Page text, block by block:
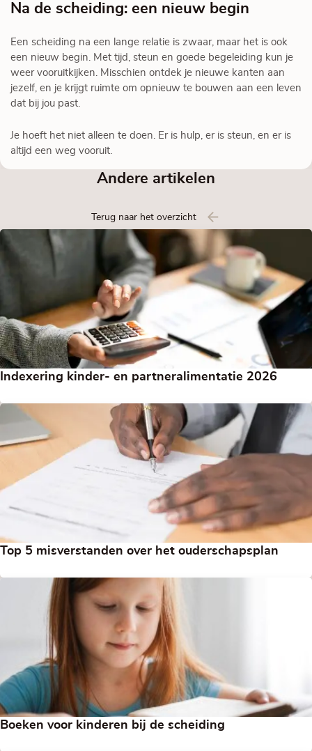
Na de scheiding: een nieuw begin
Een scheiding na een lange relatie is zwaar, maar het is ook
een nieuw begin. Met tijd, steun en goede begeleiding kun je
weer vooruitkijken. Misschien ontdek je nieuwe kanten aan
jezelf, en je krijgt ruimte om opnieuw te bouwen aan een leven
dat bij jou past.
Je hoeft het niet alleen te doen. Er is hulp, er is steun, en er is
altijd een weg vooruit.
Andere artikelen
Terug naar het overzicht
Indexering kinder- en partneralimentatie 2026
Top 5 misverstanden over het ouderschapsplan
Boeken voor kinderen bij de scheiding